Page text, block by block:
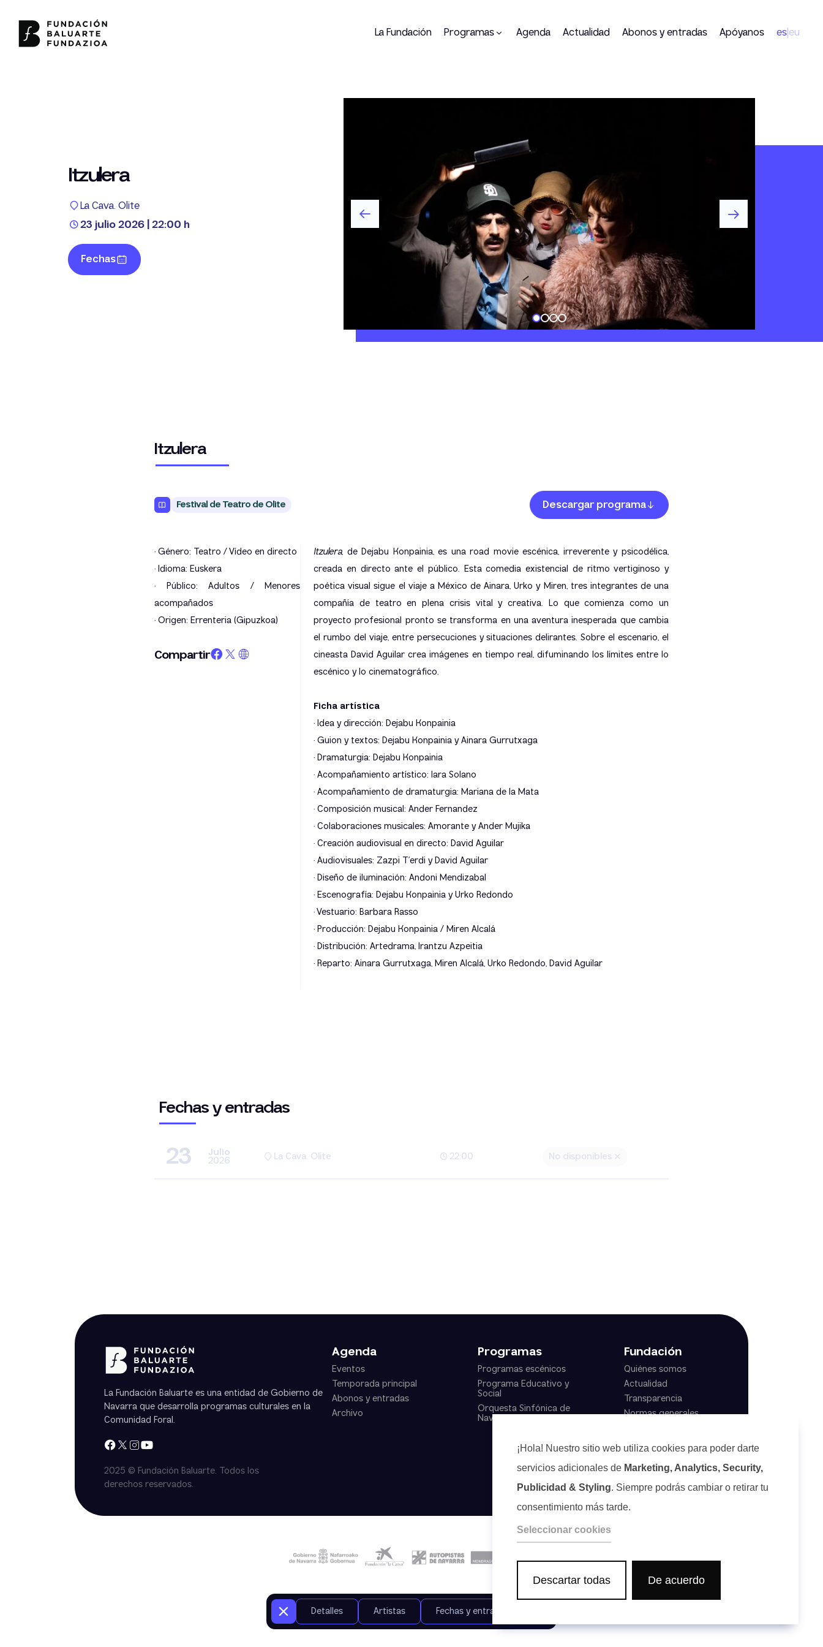
La Fundación Programas Agenda Actualidad Abonos y entradas Apóyanos eseu
Detalles Artistas Fechas y entradas
Itzulera
La Cava. Olite
23 julio 2026 | 22:00 h
Fechas
Itzulera
Festival de Teatro de Olite Descargar programa
· Género: Teatro / Vídeo en directo
· Idioma: Euskera
· Público: Adultos / Menores
acompañados
· Origen: Errenteria (Gipuzkoa)
Compartir
Itzulera, de Dejabu Konpainia, es una road movie escénica, irreverente y psicodélica,
creada en directo ante el público. Esta comedia existencial de ritmo vertiginoso y
poética visual sigue el viaje a México de Ainara, Urko y Miren, tres integrantes de una
compañía de teatro en plena crisis vital y creativa. Lo que comienza como un
proyecto profesional pronto se transforma en una aventura inesperada que cambia
el rumbo del viaje, entre persecuciones y situaciones delirantes. Sobre el escenario, el
cineasta David Aguilar crea imágenes en tiempo real, difuminando los límites entre lo
escénico y lo cinematográfico.
Ficha artística
· Idea y dirección: Dejabu Konpainia
· Guion y textos: Dejabu Konpainia y Ainara Gurrutxaga
· Dramaturgia: Dejabu Konpainia
· Acompañamiento artístico: Iara Solano
· Acompañamiento de dramaturgia: Mariana de la Mata
· Composición musical: Ander Fernandez
· Colaboraciones musicales: Amorante y Ander Mujika
· Creación audiovisual en directo: David Aguilar
· Audiovisuales: Zazpi T’erdi y David Aguilar
· Diseño de iluminación: Andoni Mendizabal
· Escenografía: Dejabu Konpainia y Urko Redondo
· Vestuario: Barbara Rasso
· Producción: Dejabu Konpainia / Miren Alcalá
· Distribución: Artedrama, Irantzu Azpeitia
· Reparto: Ainara Gurrutxaga, Miren Alcalá, Urko Redondo, David Aguilar
Fechas y entradas
23 Julio
2026 La Cava. Olite 22:00 No disponibles
La Fundación Baluarte es una entidad de Gobierno de
Navarra que desarrolla programas culturales en la
Comunidad Foral.
2025 © Fundación Baluarte. Todos los
derechos reservados.
Agenda
Eventos
Temporada principal
Abonos y entradas
Archivo
Programas
Programas escénicos
Programa Educativo y
Social
Orquesta Sinfónica de
Navarra
Fundación
Quiénes somos
Actualidad
Transparencia
Normas generales
Aviso LegalPrivacidad CookiesCanal de denunciasSala de Prensa
¡Hola! Nuestro sitio web utiliza cookies para poder darte
servicios adicionales de Marketing, Analytics, Security,
Publicidad & Styling. Siempre podrás cambiar o retirar tu
consentimiento más tarde.
Seleccionar cookies
Descartar todas De acuerdo